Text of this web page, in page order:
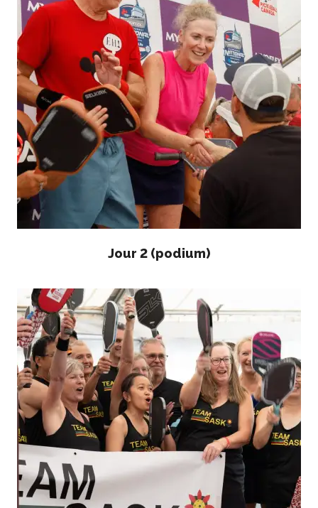
Règles de base
Pickleball récréatif
Para/Fauteuil Roulant
Pickleball
Développement à
long terme du joueur
Règles officielles de
pickleball
Endroits où jouer
Programme de
formation des
entraîneurs
Championnat national
de Pickleball Canada
2025
Candidature à un
tournoi sanctionné
Calendrier des
Jour 2 (podium)